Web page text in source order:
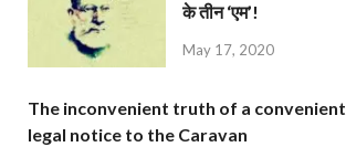
के तीन ‘एम’!
May 17, 2020
The inconvenient truth of a
legal notice to the Caravan